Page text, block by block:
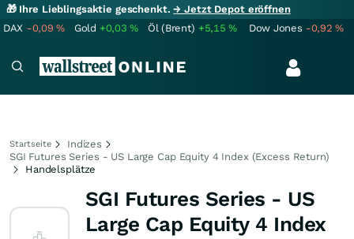
🎁 Ihre Lieblingsaktie geschenkt.→ Jetzt Depot eröffnen
DAX -0,09% Gold +0,03% Öl (Brent) +5,15% Dow Jones -0,92%
Startseite
Indizes
SGI Futures Series - US Large Cap Equity 4 Index (Excess Return)
Handelsplätze
SGI Futures Series - US
Large Cap Equity 4 Index